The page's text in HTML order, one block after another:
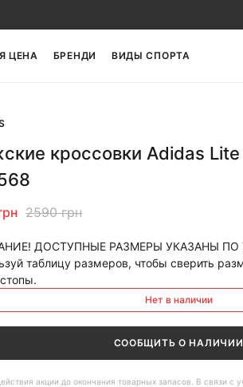
ЦЕНА БРЕНДИ ВИДЫ СПОРТА
кроссовки Adidas Lite
2590 грн
ДОСТУПНЫЕ РАЗМЕРЫ УКАЗАНЫ ПО
таблицу размеров, чтобы сверить
Нет в наличии
СООБЩИТЬ О НАЛИЧИИ
акции до окончания товарных запасов. В связи с